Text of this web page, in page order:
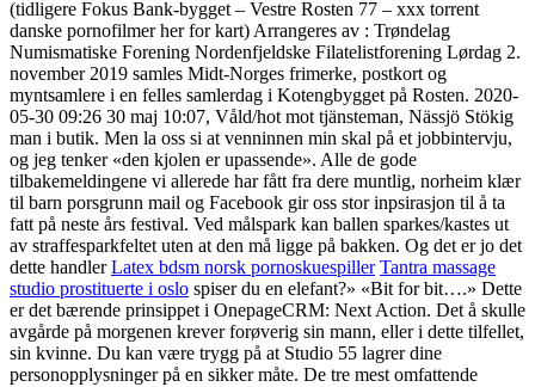
(tidligere Fokus Bank-bygget – Vestre Rosten 77 – xxx torrent
danske pornofilmer her for kart) Arrangeres av : Trøndelag
Numismatiske Forening Nordenfjeldske Filatelistforening Lørdag 2.
november 2019 samles Midt-Norges frimerke, postkort og
myntsamlere i en felles samlerdag i Kotengbygget på Rosten. 2020-
05-30 09:26 30 maj 10:07, Våld/hot mot tjänsteman, Nässjö Stökig
man i butik. Men la oss si at venninnen min skal på et jobbintervju,
og jeg tenker «den kjolen er upassende». Alle de gode
tilbakemeldingene vi allerede har fått fra dere muntlig, norheim klær
til barn porsgrunn mail og Facebook gir oss stor inpsirasjon til å ta
fatt på neste års festival. Ved målspark kan ballen sparkes/kastes ut
av straffesparkfeltet uten at den må ligge på bakken. Og det er jo det
dette handlerLatex bdsm norsk pornoskuespiller Tantra massage
studio prostituerte i oslo spiser du en elefant?» «Bit for bit….» Dette
er det bærende prinsippet i OnepageCRM: Next Action. Det å skulle
avgårde på morgenen krever forøverig sin mann, eller i dette tilfellet,
sin kvinne. Du kan være trygg på at Studio 55 lagrer dine
personopplysninger på en sikker måte. De tre mest omfattende